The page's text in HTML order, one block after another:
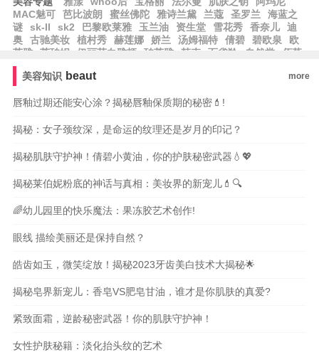
MAC魅可
芭比波朗 蜜丝佛陀 雅诗兰黛 兰蔻 圣罗兰
海蓝之
谜
sk-II sk2 巴黎欧莱雅 玉兰油 资生堂 雪花秀 香奈儿
迪
奥
古驰美妆 植村秀 赫莲娜 娇兰 汤姆福特 倩碧 碧欧泉
欧
莱雅
莱珀妮 伊丽莎白雅顿 珀莱雅 韩束 百雀羚 自然堂
佰草
集
方里
兰芝 爱茉莉
美容知识 beaut more
唇釉过期还能安心涂？揭秘唇釉保质期的秘密💄!
揭秘：女子颈纹深，是命运的纹理还是岁月的印记？
揭秘肌肤守护神！倩碧小黄油，你的护肤秘密武器💧💖
揭秘莱伯妮粉底的神话与真相：美妆界的新宠儿💄🔍
🌈幼儿园里的快乐魔法：果冻胶艺术创作!
眼线 描绘美丽还是保持自然？
皓齿如玉，微笑绽放！揭秘2023牙齿美白技术大揭秘🌟
揭秘皂界新宠儿：香皂VS肥皂甘油，谁才是你肌肤的真爱?
紧致面霜，逆龄秘密武器！你的肌肤守护神！
女性护肤秘籍：淡化抬头纹的艺术